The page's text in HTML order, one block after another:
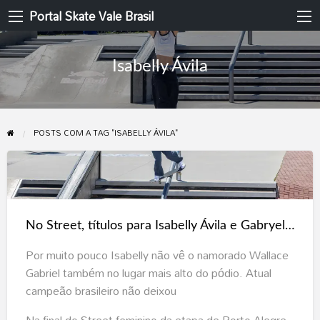
Portal Skate Vale Brasil
Isabelly Ávila
POSTS COM A TAG "ISABELLY ÁVILA"
No
Street,
títulos
para
Isabelly
Ávila
No Street, títulos para Isabelly Ávila e Gabryel Aguilar no STU National de Porto Alegre
Por muito pouco Isabelly não vê o namorado Wallace
Gabriel também no lugar mais alto do pódio. Atual
campeão brasileiro não deixou